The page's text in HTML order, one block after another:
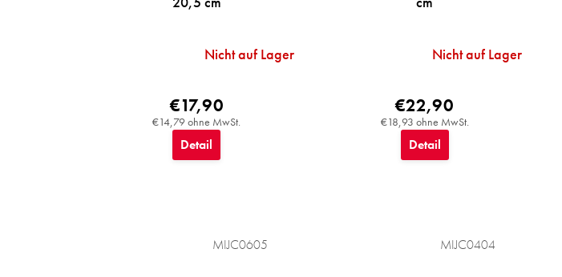
Nicht auf Lager
€14,79 ohne MwSt.
€17,90
Detail
Nicht auf Lager
€18,93 ohne MwSt.
€22,90
Detail
MIJC0605 MIJC0404